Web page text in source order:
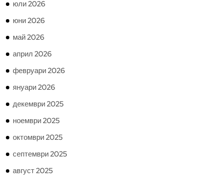
юли 2026
юни 2026
май 2026
април 2026
февруари 2026
януари 2026
декември 2025
ноември 2025
октомври 2025
септември 2025
август 2025